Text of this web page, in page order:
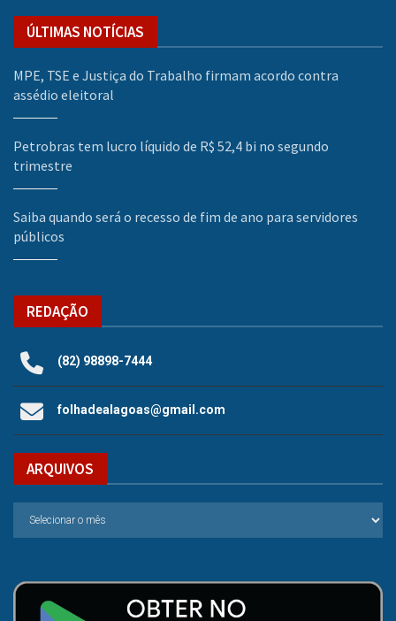
ÚLTIMAS NOTÍCIAS
MPE, TSE e Justiça do Trabalho firmam acordo contra
assédio eleitoral
Petrobras tem lucro líquido de R$ 52,4 bi no segundo
trimestre
Saiba quando será o recesso de fim de ano para servidores
públicos
REDAÇÃO
(82) 98898-7444
folhadealagoas@gmail.com
ARQUIVOS